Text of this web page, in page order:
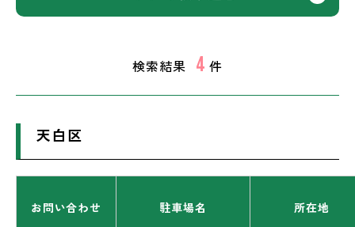
検索結果 4 件
天白区
お問い合わせ 駐車場名 所在地